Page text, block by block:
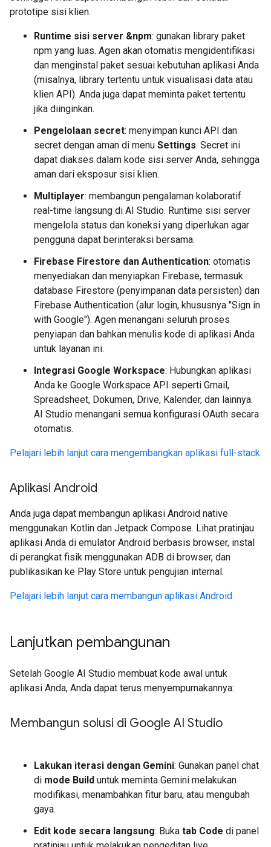
prototipe sisi klien.
Runtime sisi server &npm: gunakan library paket
npm yang luas. Agen akan otomatis mengidentifikasi
dan menginstal paket sesuai kebutuhan aplikasi Anda
(misalnya, library tertentu untuk visualisasi data atau
klien API). Anda juga dapat meminta paket tertentu
jika diinginkan.
Pengelolaan secret: menyimpan kunci API dan
secret dengan aman di menu Settings. Secret ini
dapat diakses dalam kode sisi server Anda, sehingga
aman dari eksposur sisi klien.
Multiplayer: membangun pengalaman kolaboratif
real-time langsung di AI Studio. Runtime sisi server
mengelola status dan koneksi yang diperlukan agar
pengguna dapat berinteraksi bersama.
Firebase Firestore dan Authentication: otomatis
menyediakan dan menyiapkan Firebase, termasuk
database Firestore (penyimpanan data persisten) dan
Firebase Authentication (alur login, khususnya "Sign in
with Google"). Agen menangani seluruh proses
penyiapan dan bahkan menulis kode di aplikasi Anda
untuk layanan ini.
Integrasi Google Workspace: Hubungkan aplikasi
Anda ke Google Workspace API seperti Gmail,
Spreadsheet, Dokumen, Drive, Kalender, dan lainnya.
AI Studio menangani semua konfigurasi OAuth secara
otomatis.
Pelajari lebih lanjut cara mengembangkan aplikasi full-stack
Aplikasi Android
Anda juga dapat membangun aplikasi Android native
menggunakan Kotlin dan Jetpack Compose. Lihat pratinjau
aplikasi Anda di emulator Android berbasis browser, instal
di perangkat fisik menggunakan ADB di browser, dan
publikasikan ke Play Store untuk pengujian internal.
Pelajari lebih lanjut cara membangun aplikasi Android
Lanjutkan pembangunan
Setelah Google AI Studio membuat kode awal untuk
aplikasi Anda, Anda dapat terus menyempurnakannya:
Membangun solusi di Google AI Studio
Lakukan iterasi dengan Gemini: Gunakan panel chat
di mode Build untuk meminta Gemini melakukan
modifikasi, menambahkan fitur baru, atau mengubah
gaya.
Edit kode secara langsung: Buka tab Code di panel